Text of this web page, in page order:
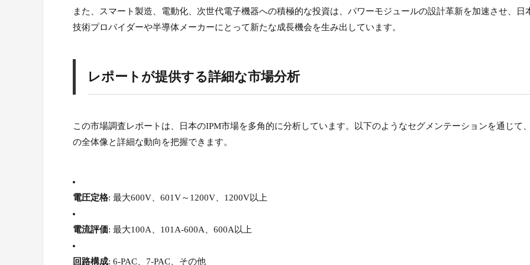
また、スマート製造、電動化、次世代電子機器への積極的な投資は、パワーモジュールの設計革新を加速させ、日
技術プロバイダーや半導体メーカーにとって新たな成長機会を生み出しています。
レポートが提供する詳細な市場分析
この市場調査レポートは、日本のIPM市場を多角的に分析しています。以下のようなセグメンテーションを通じて
の全体像と詳細な動向を把握できます。
電圧定格: 最大600V、601V～1200V、1200V以上
電流評価: 最大100A、101A-600A、600A以上
回路構成: 6-PAC、7-PAC、その他